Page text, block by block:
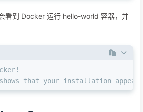
看到 Docker 运行 hello-world 容器，并
shows that your installation